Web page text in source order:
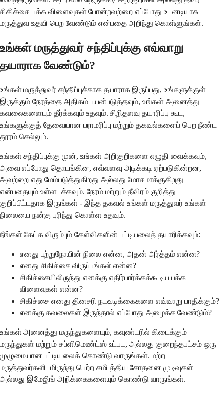
சிகிச்சை பக்க விளைவுகள் போன்றவற்றை எப்போது உடனடியாக
மருத்துவ உதவி பெற வேண்டும் என்பதை அறிந்து கொள்ளுங்கள்.
உங்கள் மருத்துவர் சந்திப்புக்கு எவ்வாறு
தயாராக வேண்டும்?
உங்கள் மருத்துவர் சந்திப்புக்காக தயாராக இருப்பது, உங்களுக்குள்
இருக்கும் நேரத்தை அதிகம் பயன்படுத்தவும், உங்கள் அனைத்து
கவலைகளையும் தீர்க்கவும் உதவும். சிறிதளவு தயாரிப்பு கூட,
உங்களுக்குத் தேவையான பராமரிப்பு மற்றும் தகவல்களைப் பெற நீண்ட
தூரம் செல்லும்.
உங்கள் சந்திப்புக்கு முன், உங்கள் அறிகுறிகளை எழுதி வைக்கவும்,
அவை எப்போது தொடங்கின, எவ்வளவு அடிக்கடி ஏற்படுகின்றன,
அவற்றை எது மேம்படுத்துகிறது அல்லது மோசமாக்குகிறது
என்பதையும் உள்ளடக்கவும். நேரம் மற்றும் தீவிரம் குறித்து
குறிப்பிட்டதாக இருங்கள் - இந்த தகவல் உங்கள் மருத்துவர் உங்கள்
நிலையை நன்கு புரிந்து கொள்ள உதவும்.
நீங்கள் கேட்க விரும்பும் கேள்விகளின் பட்டியலைத் தயாரிக்கவும்:
எனது புற்றுநோயின் நிலை என்ன, அதன் அர்த்தம் என்ன?
எனது சிகிச்சை விருப்பங்கள் என்ன?
சிகிச்சையிலிருந்து எனக்கு எதிர்பார்க்கக்கூடிய பக்க
விளைவுகள் என்ன?
சிகிச்சை எனது தினசரி நடவடிக்கைகளை எவ்வாறு பாதிக்கும்?
எனக்கு கவலைகள் இருந்தால் எப்போது அழைக்க வேண்டும்?
உங்கள் அனைத்து மருந்துகளையும், கவுண்டரில் கிடைக்கும்
மருந்துகள் மற்றும் சப்ளிமெண்ட்ஸ் உட்பட, அல்லது குறைந்தபட்சம் ஒரு
முழுமையான பட்டியலைக் கொண்டு வாருங்கள். மற்ற
மருத்துவர்களிடமிருந்து பெற்ற சமீபத்திய சோதனை முடிவுகள்
அல்லது இமேஜிங் அறிக்கைகளையும் கொண்டு வாருங்கள்.